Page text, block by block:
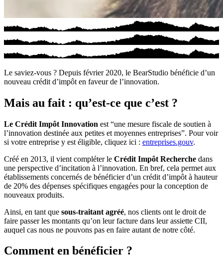
Le saviez-vous ? Depuis février 2020, le BearStudio bénéficie d’un
nouveau crédit d’impôt en faveur de l’innovation.
Mais au fait : qu’est-ce que c’est ?
Le Crédit Impôt Innovation est “une mesure fiscale de soutien à
l’innovation destinée aux petites et moyennes entreprises”. Pour voir
si votre entreprise y est éligible, cliquez ici : entreprises.gouv.
Créé en 2013, il vient compléter le Crédit Impôt Recherche dans
une perspective d’incitation à l’innovation. En bref, cela permet aux
établissements concernés de bénéficier d’un crédit d’impôt à hauteur
de 20% des dépenses spécifiques engagées pour la conception de
nouveaux produits.
Ainsi, en tant que sous-traitant agréé, nos clients ont le droit de
faire passer les montants qu’on leur facture dans leur assiette CII,
auquel cas nous ne pouvons pas en faire autant de notre côté.
Comment en bénéficier ?